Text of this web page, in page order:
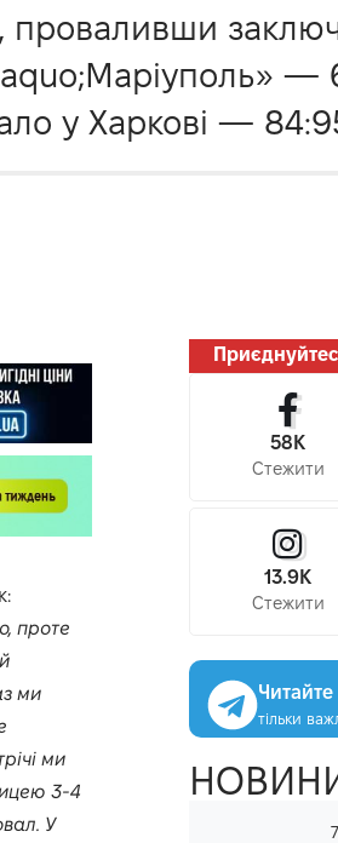
проваливши
—
у Харкові —
проте
ми
ми
3-4
У
58K
Стежити
13.9K
Стежити
тільки